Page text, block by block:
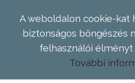
A weboldalon cookie-kat
biztonságos böngészés
felhasználói élményt
További